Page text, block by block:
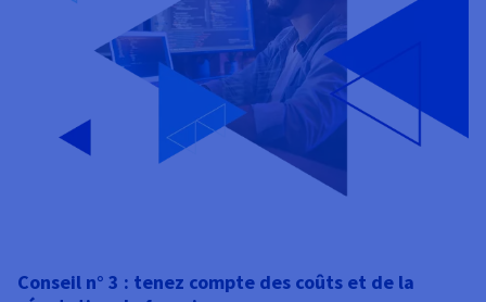
Conseil n° 3 : tenez compte des coûts et de la